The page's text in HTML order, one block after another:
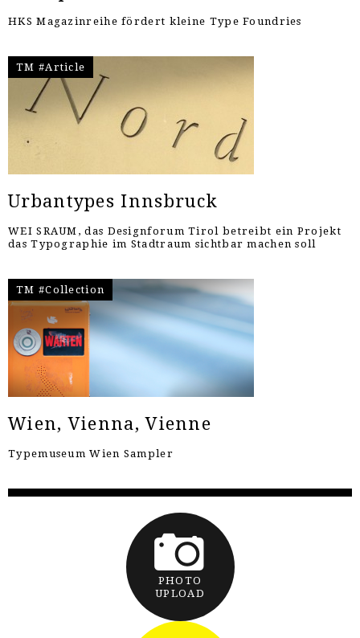
HKS Magazinreihe fördert kleine Type Foundries
TM #Article
Urbantypes Innsbruck
WEI SRAUM, das Designforum Tirol betreibt ein Projekt
das Typographie im Stadtraum sichtbar machen soll
TM #Collection
Wien, Vienna, Vienne
Typemuseum Wien Sampler
PHOTO
UPLOAD